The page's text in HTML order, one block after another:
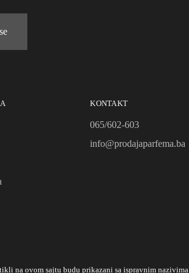
KONTAKT
065/602-603
info@prodajaparfema.ba
na ovom sajtu budu prikazani sa ispravnim nazivima